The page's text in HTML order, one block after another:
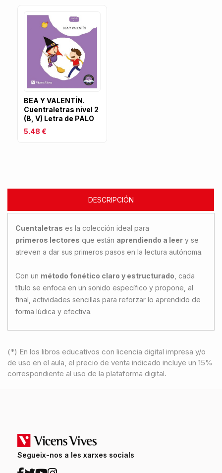
BEA Y VALENTÍN.
Cuentraletras nivel 2
(B, V) Letra de PALO
5.48 €
DESCRIPCIÓN
Cuentaletras es la colección ideal para
primeros lectores que están aprendiendo a leer y se
atreven a dar sus primeros pasos en la lectura autónoma.
Con un método fonético claro y estructurado , cada
título se enfoca en un sonido específico y propone, al
final, actividades sencillas para reforzar lo aprendido de
forma lúdica y efectiva.
(*) En los libros educativos con licencia digital impresa y/o
de uso en el aula, el precio de venta indicado incluye un 15%
correspondiente al uso de la plataforma digital.
Segueix-nos a les xarxes socials